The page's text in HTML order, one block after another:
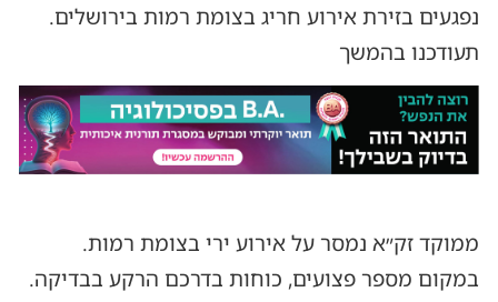
נפגעים בזירת אירוע חריג בצומת רמות בירושלים.
תעודכנו בהמשך
ממוקד זק״א נמסר על אירוע ירי בצומת רמות.
במקום מספר פצועים, כוחות בדרכם הרקע בבדיקה.